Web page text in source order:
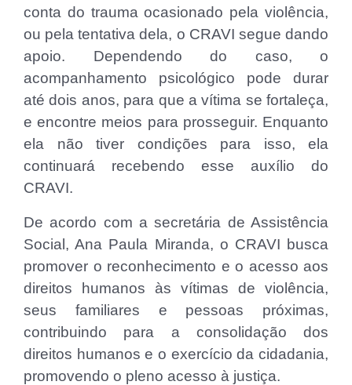
conta do trauma ocasionado pela violência,
ou pela tentativa dela, o CRAVI segue dando
apoio. Dependendo do caso, o
acompanhamento psicológico pode durar
até dois anos, para que a vítima se fortaleça,
e encontre meios para prosseguir. Enquanto
ela não tiver condições para isso, ela
continuará recebendo esse auxílio do
CRAVI.
De acordo com a secretária de Assistência
Social, Ana Paula Miranda, o CRAVI busca
promover o reconhecimento e o acesso aos
direitos humanos às vítimas de violência,
seus familiares e pessoas próximas,
contribuindo para a consolidação dos
direitos humanos e o exercício da cidadania,
promovendo o pleno acesso à justiça.